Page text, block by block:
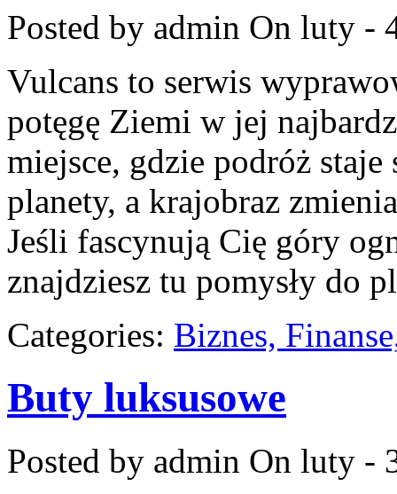
Posted by admin On luty -
Vulcans to serwis
potęgę Ziemi w jej
miejsce, gdzie podróż
planety, a krajobraz
Jeśli fascynują Cię góry
znajdziesz tu pomysły do
Categories: Biznes,
Buty luksusowe
Posted by admin On luty -